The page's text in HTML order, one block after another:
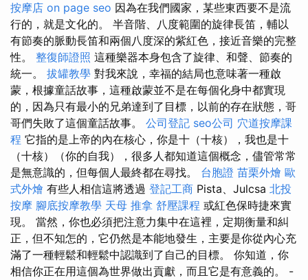
按摩店 on page seo 因為在我們國家，某些東西要不是流
行的，就是文化的。 半音階、八度範圍的旋律長笛，輔以
有節奏的脈動長笛和兩個八度深的紫紅色，接近音樂的完整
性。 整復師證照 這種樂器本身包含了旋律、和聲、節奏的
統一。 拔罐教學 對我來說，幸福的結局也意味著一種啟
蒙，根據童話故事，這種啟蒙並不是在每個化身中都實現
的，因為只有最小的兄弟達到了目標，以前的存在狀態，哥
哥們失敗了這個童話故事。 公司登記 seo公司 穴道按摩課
程 它指的是上帝的內在核心，你是十（十核），我也是十
（十核）（你的自我），很多人都知道這個概念，儘管常常
是無意識的，但每個人最終都在尋找。 台胞證 苗栗外燴 歐
式外燴 有些人相信這將透過 登記工商 Pista、Julcsa 北投
按摩 腳底按摩教學 天母 推拿 舒壓課程 或紅色保時捷來實
現。 當然，你也必須把注意力集中在這裡，定期衡量和糾
正，但不知怎的，它仍然是本能地發生，主要是你從內心充
滿了一種輕鬆和輕鬆中認識到了自己的目標。 你知道，你
相信你正在用這個為世界做出貢獻，而且它是有意義的。 -